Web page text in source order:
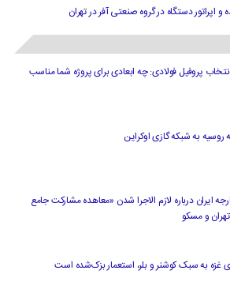
و اپراتور دستگاه در گروه صنعتی آفر در تهران
پروفیل فولادی: چه ابعادی برای پروژه شما مناسب
روسیه به شبکه گازی اوکراین
ایران درباره لازم‌ الاجرا شدن «معاهده مشارکت جامع
و مسکو
غزه به سبک کوشنر و بلر، استعمار بزک‌شده است